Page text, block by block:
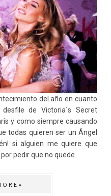
del año en cuanto
de Victoria´s Secret
y como siempre causando
todas quieren ser un Ángel
si alguien me quiere que
pedir que no quede.